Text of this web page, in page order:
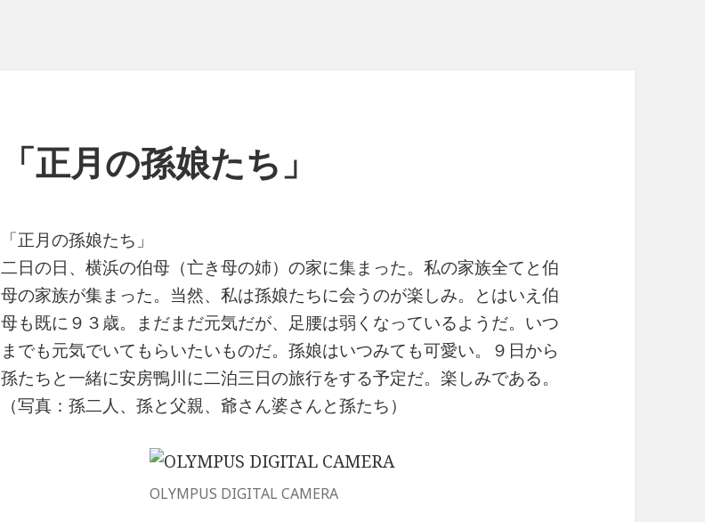
「正月の孫娘たち」
「正月の孫娘たち」
二日の日、横浜の伯母（亡き母の姉）の家に集まった。私の家族全てと伯
母の家族が集まった。当然、私は孫娘たちに会うのが楽しみ。とはいえ伯
母も既に９３歳。まだまだ元気だが、足腰は弱くなっているようだ。いつ
までも元気でいてもらいたいものだ。孫娘はいつみても可愛い。９日から
孫たちと一緒に安房鴨川に二泊三日の旅行をする予定だ。楽しみである。
（写真：孫二人、孫と父親、爺さん婆さんと孫たち）
OLYMPUS DIGITAL CAMERA